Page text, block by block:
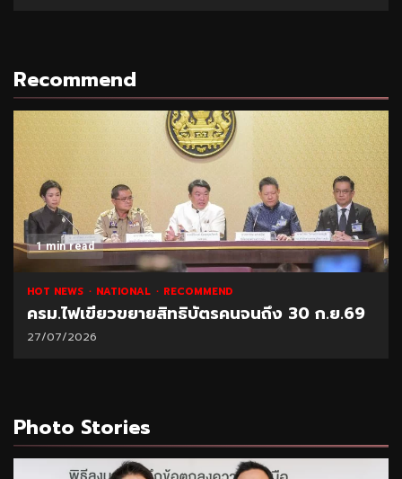
Recommend
1 min read
NATIONAL HOT NEWS RECOMMEND
“พาณิชย์” โชว์ยอดส่งออกทุเรียน 1 ล้านตัน
21/07/2026
Photo Stories